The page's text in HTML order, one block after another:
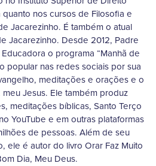
nos cursos de Filosofia e
Jacarezinho. É também o atual
Jacarezinho. Desde 2012, Padre
o programa “Manhã de
popular nas redes sociais por sua
meditações e orações e o
Jesus. Ele também produz
meditações bíblicas, Santo Terço
YouTube e em outras plataformas
de pessoas. Além de seu
ele é autor do livro Orar Faz Muito
Dia, Meu Deus.